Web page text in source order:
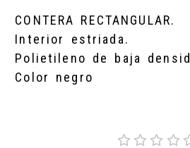
CONTERA RECTANGULAR.
Interior estriada.
Polietileno de baja
Color negro